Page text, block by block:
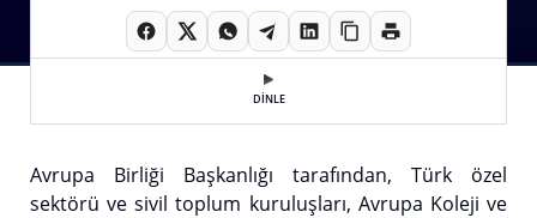
DİNLE
Avrupa Birliği Başkanlığı tarafından, Türk özel
sektörü ve sivil toplum kuruluşları, Avrupa Koleji ve